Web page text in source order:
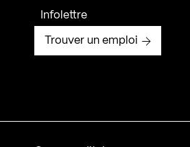
Infolettre
Trouver un emploi